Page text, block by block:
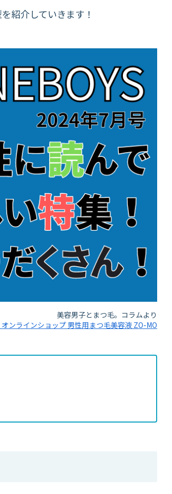
紹介していきます！
美容男子とまつ毛。コラムより
ンラインショップ 男性用まつ毛美容液 ZO-MO